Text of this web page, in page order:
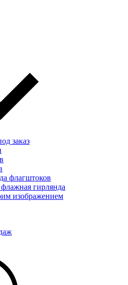
заказ
флагштоков
гирлянда
изображением